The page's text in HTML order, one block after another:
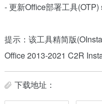
- 更新Office部署工具
提示：该工具精简版
Office 2013-2021 C2R
下载地址：